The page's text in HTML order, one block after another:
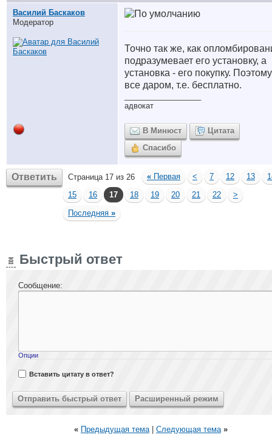
Василий Баскаков
Модератор
Точно так же, как
подразумевает его установку, а
установка - его покупку. Поэтому
все даром, т.е. бесплатно.
адвокат
В Минюст
Цитата
Спасибо
Ответить Страница 17 из 26 « Первая < 7 12 13
15
16 17 18 19 20 21 22
>
Последняя »
Быстрый ответ
Сообщение:
Опции
Вставить цитату в ответ?
« Предыдущая тема| Следующая тема »